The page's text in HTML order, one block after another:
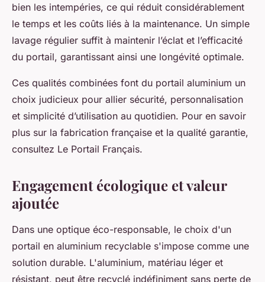
bien les intempéries, ce qui réduit considérablement
le temps et les coûts liés à la maintenance. Un simple
lavage régulier suffit à maintenir l’éclat et l’efficacité
du portail, garantissant ainsi une longévité optimale.
Ces qualités combinées font du portail aluminium un
choix judicieux pour allier sécurité, personnalisation
et simplicité d’utilisation au quotidien. Pour en savoir
plus sur la fabrication française et la qualité garantie,
consultez Le Portail Français.
Engagement écologique et valeur
ajoutée
Dans une optique éco-responsable, le choix d'un
portail en aluminium recyclable s'impose comme une
solution durable. L'aluminium, matériau léger et
résistant, peut être recyclé indéfiniment sans perte de